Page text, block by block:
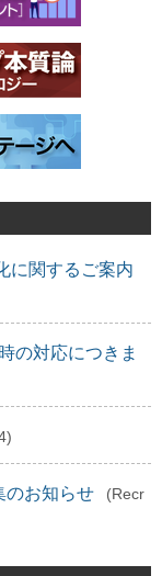
に関するご案内
の対応につきま
のお知らせ
(Recr